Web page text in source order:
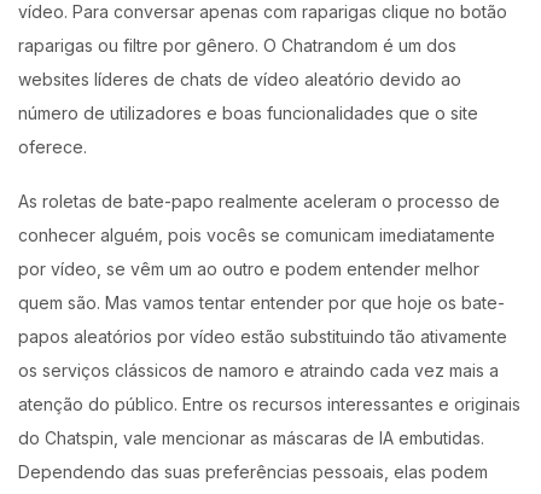
vídeo. Para conversar apenas com raparigas clique no botão
raparigas ou filtre por gênero. O Chatrandom é um dos
websites líderes de chats de vídeo aleatório devido ao
número de utilizadores e boas funcionalidades que o site
oferece.
As roletas de bate-papo realmente aceleram o processo de
conhecer alguém, pois vocês se comunicam imediatamente
por vídeo, se vêm um ao outro e podem entender melhor
quem são. Mas vamos tentar entender por que hoje os bate-
papos aleatórios por vídeo estão substituindo tão ativamente
os serviços clássicos de namoro e atraindo cada vez mais a
atenção do público. Entre os recursos interessantes e originais
do Chatspin, vale mencionar as máscaras de IA embutidas.
Dependendo das suas preferências pessoais, elas podem